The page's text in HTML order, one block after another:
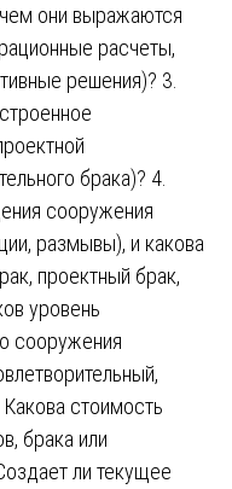
они выражаются
расчеты,
решения)? 3.
брака)? 4.
сооружения
размывы), и какова
проектный брак,
уровень
сооружения
стоимость
брака или
ли текущее